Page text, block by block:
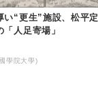
い“更生”施設、松平定
「人足寄場」
學院大學)